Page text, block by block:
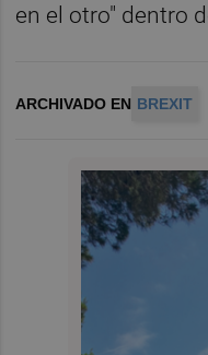
en el otro" dentro
ARCHIVADO EN BREXIT